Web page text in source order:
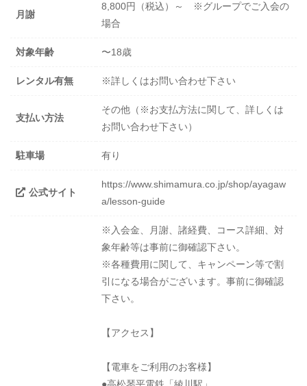
月謝
8,800円（税込）～ ※グループでご入会の
場合
対象年齢 〜18歳
レンタル有無 ※詳しくはお問い合わせ下さい
支払い方法
その他（※お支払方法に関して、詳しくは
お問い合わせ下さい）
駐車場 有り
公式サイト
https://www.shimamura.co.jp/shop/ayagaw
a/lesson-guide
※入会金、月謝、諸経費、コース詳細、対
象年齢等は事前に御確認下さい。
※各種費用に関して、キャンペーン等で割
引になる場合がございます。事前に御確認
下さい。
【アクセス】
【電車をご利用のお客様】